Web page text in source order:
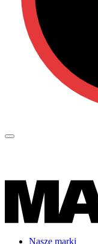
Nasze marki